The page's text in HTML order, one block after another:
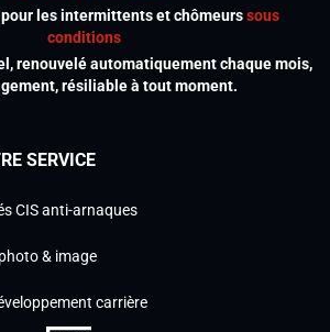
les intermittents et chômeurssous
conditions
renouvelé automatiquement chaque mois,
résiliable à tout moment.
SERVICE
CIS anti-arnaques
& image
carrière